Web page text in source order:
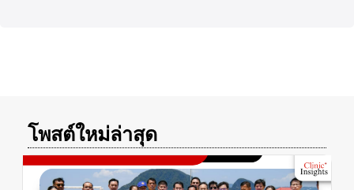
โพสต์ใหม่ล่าสุด